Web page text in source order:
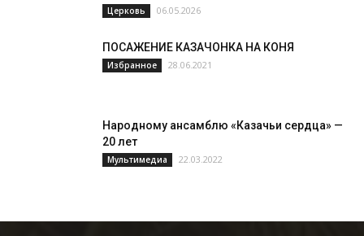
Церковь 06.05.2026
ПОСАЖЕНИЕ КАЗАЧОНКА НА КОНЯ
Избранное 28.06.2021
Народному ансамблю «Казачьи сердца» —
20 лет
Мультимедиа 22.03.2022